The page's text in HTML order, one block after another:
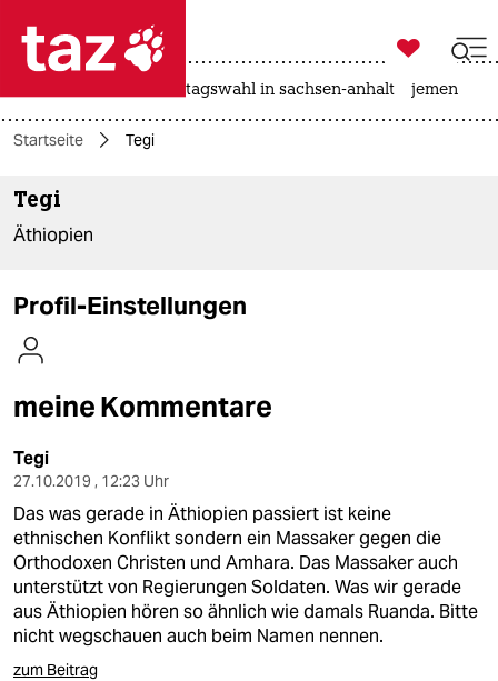

themen
politik
öko
gesellschaft
kultur
sport
berlin
nord
wahrheit
verlag

taz zahl ich
landtagswahl in sachsen-anhalt jemen
Startseite Tegi
Tegi
Äthiopien
Profil-Einstellungen
meine Kommentare
Tegi
27.10.2019 , 12:23 Uhr
Das was gerade in Äthiopien passiert ist keine
ethnischen Konflikt sondern ein Massaker gegen die
Orthodoxen Christen und Amhara. Das Massaker auch
unterstützt von Regierungen Soldaten. Was wir gerade
aus Äthiopien hören so ähnlich wie damals Ruanda. Bitte
nicht wegschauen auch beim Namen nennen.
zum Beitrag